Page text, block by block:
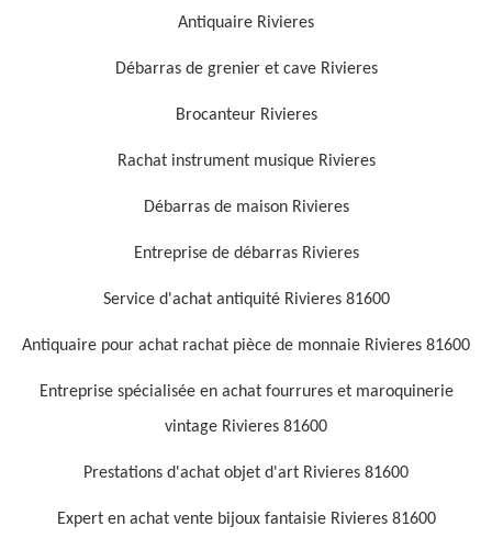
Antiquaire Rivieres
Débarras de grenier et cave Rivieres
Brocanteur Rivieres
Rachat instrument musique Rivieres
Débarras de maison Rivieres
Entreprise de débarras Rivieres
Service d'achat antiquité Rivieres 81600
Antiquaire pour achat rachat pièce de monnaie Rivieres 81600
Entreprise spécialisée en achat fourrures et maroquinerie
vintage Rivieres 81600
Prestations d'achat objet d'art Rivieres 81600
Expert en achat vente bijoux fantaisie Rivieres 81600